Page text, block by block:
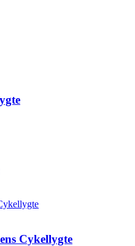
Cykellygte